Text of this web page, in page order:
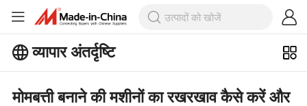
व्यापार अंतर्दृष्टि
और देखें
मोमबत्ती बनाने की मशीनों का रखरखाव कैसे करें और